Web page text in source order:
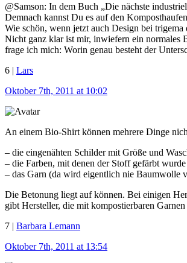
@Samson: In dem Buch „Die nächste
Demnach kannst Du es auf den
Wie schön, wenn jetzt auch Design bei
Nicht ganz klar ist mir, inwiefern ein normales
frage ich mich: Worin genau besteht der
6 | Lars
Oktober 7th, 2011 at 10:02
An einem Bio-Shirt können mehrere Dinge
– die eingenähten Schilder mit Größe und
– die Farben, mit denen der Stoff gefärbt wurde
– das Garn (da wird eigentlich nie Baumwolle
Die Betonung liegt auf können. Bei einigen
gibt Hersteller, die mit kompostierbaren
7 | Barbara Lemann
Oktober 7th, 2011 at 13:54